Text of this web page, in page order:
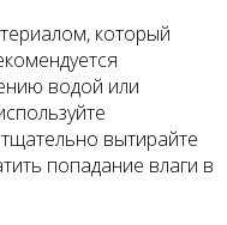
который
водой или
вытирайте
попадание влаги в